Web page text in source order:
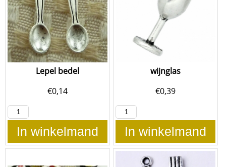
Lepel bedel
€0,14
In winkelmand
wijnglas
€0,39
In winkelmand